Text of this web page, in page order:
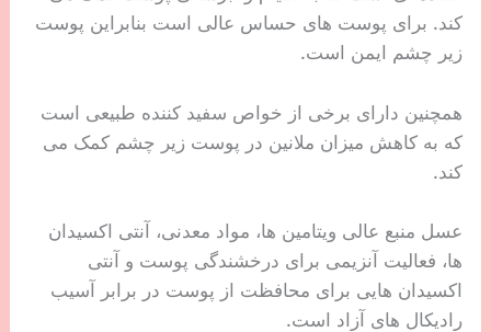
کند. برای پوست های حساس عالی است بنابراین پوست
زیر چشم ایمن است.
همچنین دارای برخی از خواص سفید کننده طبیعی است
که به کاهش میزان ملانین در پوست زیر چشم کمک می
کند.
عسل منبع عالی ویتامین ها، مواد معدنی، آنتی اکسیدان
ها، فعالیت آنزیمی برای درخشندگی پوست و آنتی
اکسیدان هایی برای محافظت از پوست در برابر آسیب
رادیکال های آزاد است.